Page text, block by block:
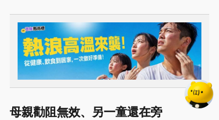
母親勸阻無效、另一童還在旁